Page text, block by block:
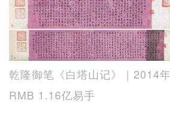
乾隆御笔《白塔山记》｜2014
RMB 1.16亿易手